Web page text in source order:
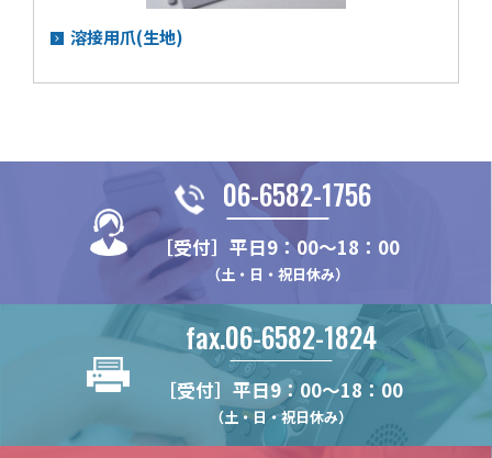
溶接用爪(生地)
06-6582-1756
［受付］平日9：00～18：00
（土・日・祝日休み）
fax.06-6582-1824
［受付］平日9：00～18：00
（土・日・祝日休み）